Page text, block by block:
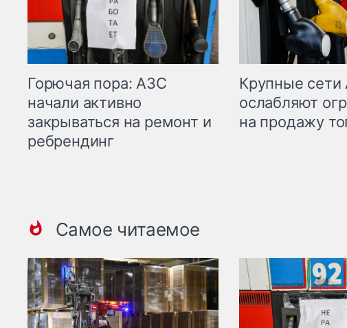
Горючая пора: АЗС
начали активно
закрываться на ремонт и
ребрендинг
Крупные
ослабляют
на продажу
Самое читаемое